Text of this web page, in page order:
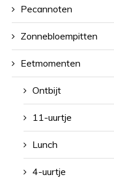
Pecannoten
Zonnebloempitten
Eetmomenten
Ontbijt
11-uurtje
Lunch
4-uurtje